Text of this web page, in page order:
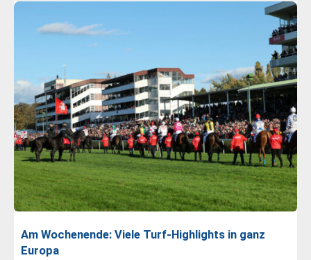
Am Wochenende: Viele Turf-Highlights in ganz
Europa